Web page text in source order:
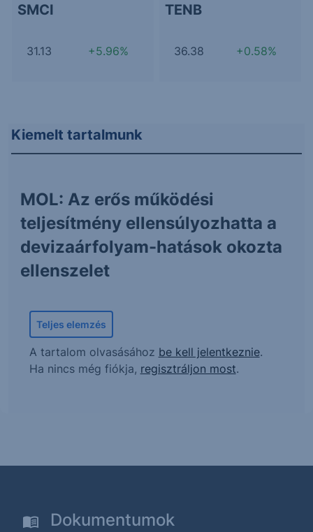
SMCI
31.13 +5.96%
TENB
36.38 +0.58%
Kiemelt tartalmunk
MOL: Az erős működési
teljesítmény ellensúlyozhatta a
devizaárfolyam-hatások okozta
ellenszelet
Teljes elemzés
A tartalom olvasásához be kell jelentkeznie.
Ha nincs még fiókja, regisztráljon most.
Dokumentumok